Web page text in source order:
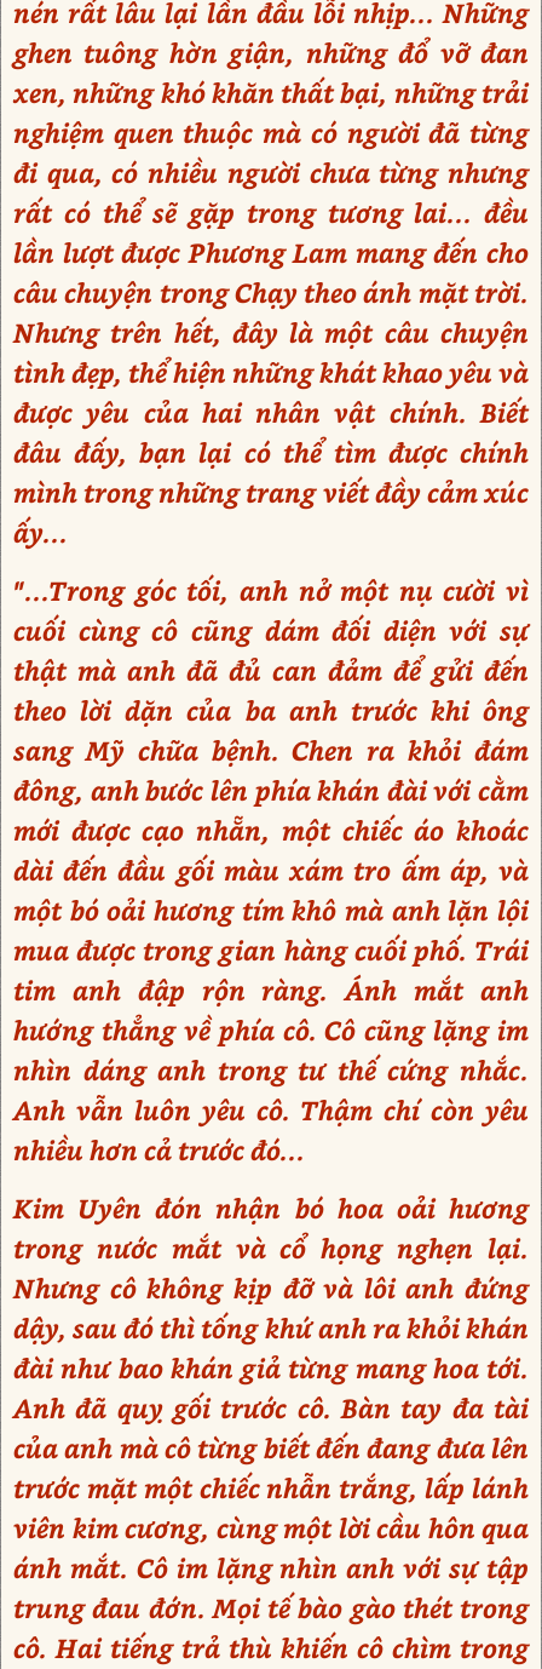
nén rất lâu lại lần đầu lỗi nhịp... Những
ghen tuông hờn giận, những đổ vỡ đan
xen, những khó khăn thất bại, những trải
nghiệm quen thuộc mà có người đã từng
đi qua, có nhiều người chưa từng nhưng
rất có thể sẽ gặp trong tương lai... đều
lần lượt được Phương Lam mang đến cho
câu chuyện trong Chạy theo ánh mặt trời.
Nhưng trên hết, đây là một câu chuyện
tình đẹp, thể hiện những khát khao yêu và
được yêu của hai nhân vật chính. Biết
đâu đấy, bạn lại có thể tìm được chính
mình trong những trang viết đầy cảm xúc
ấy...
"...Trong góc tối, anh nở một nụ cười vì
cuối cùng cô cũng dám đối diện với sự
thật mà anh đã đủ can đảm để gửi đến
theo lời dặn của ba anh trước khi ông
sang Mỹ chữa bệnh. Chen ra khỏi đám
đông, anh bước lên phía khán đài với cằm
mới được cạo nhẵn, một chiếc áo khoác
dài đến đầu gối màu xám tro ấm áp, và
một bó oải hương tím khô mà anh lặn lội
mua được trong gian hàng cuối phố. Trái
tim anh đập rộn ràng. Ánh mắt anh
hướng thẳng về phía cô. Cô cũng lặng im
nhìn dáng anh trong tư thế cứng nhắc.
Anh vẫn luôn yêu cô. Thậm chí còn yêu
nhiều hơn cả trước đó...
Kim Uyên đón nhận bó hoa oải hương
trong nước mắt và cổ họng nghẹn lại.
Nhưng cô không kịp đỡ và lôi anh đứng
dậy, sau đó thì tống khứ anh ra khỏi khán
đài như bao khán giả từng mang hoa tới.
Anh đã quỵ gối trước cô. Bàn tay đa tài
của anh mà cô từng biết đến đang đưa lên
trước mặt một chiếc nhẫn trắng, lấp lánh
viên kim cương, cùng một lời cầu hôn qua
ánh mắt. Cô im lặng nhìn anh với sự tập
trung đau đớn. Mọi tế bào gào thét trong
cô. Hai tiếng trả thù khiến cô chìm trong